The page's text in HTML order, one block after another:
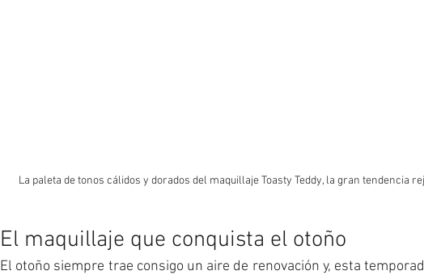
La paleta de tonos cálidos y dorados del maquillaje Toasty Teddy, la gran tendencia
El maquillaje que conquista el otoño
El otoño siempre trae consigo un aire de renovación y, esta